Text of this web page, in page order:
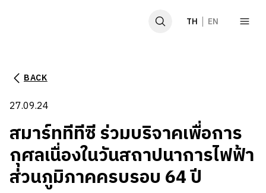
TH EN
เกี่ยวกับเรา
ผลิตภัณฑ์
ข่าวและกิจกรรม
BACK
27.09.24
สมาร์ททีทีซี ร่วมบริจาคเพื่อการ
กุศลเนื่องในวันสถาปนาการไฟฟ้า
ส่วนภูมิภาคครบรอบ 64 ปี